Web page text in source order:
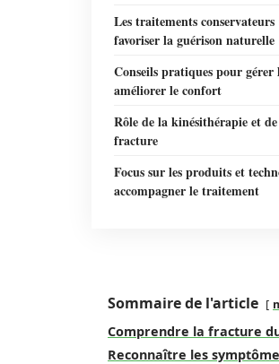
Les traitements
favoriser la guérison naturelle
Conseils pratiques pour
améliorer le confort
Rôle de la kinésithérapie et
fracture
Focus sur les produits et
accompagner le traitement
Sommaire de l'article
Comprendre la fracture
Reconnaître les